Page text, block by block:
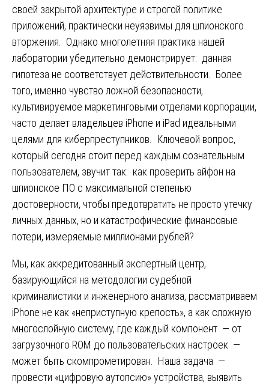
своей закрытой архитектуре и строгой политике
приложений, практически неуязвимы для шпионского
вторжения. Однако многолетняя практика нашей
лаборатории убедительно демонстрирует: данная
гипотеза не соответствует действительности. Более
того, именно чувство ложной безопасности,
культивируемое маркетинговыми отделами корпорации,
часто делает владельцев iPhone и iPad идеальными
целями для киберпреступников. Ключевой вопрос,
который сегодня стоит перед каждым сознательным
пользователем, звучит так: как проверить айфон на
шпионское ПО с максимальной степенью
достоверности, чтобы предотвратить не просто утечку
личных данных, но и катастрофические финансовые
потери, измеряемые миллионами рублей?
Мы, как аккредитованный экспертный центр,
базирующийся на методологии судебной
криминалистики и инженерного анализа, рассматриваем
iPhone не как «неприступную крепость», а как сложную
многослойную систему, где каждый компонент — от
загрузочного ROM до пользовательских настроек —
может быть скомпрометирован. Наша задача —
провести «цифровую аутопсию» устройства, выявить